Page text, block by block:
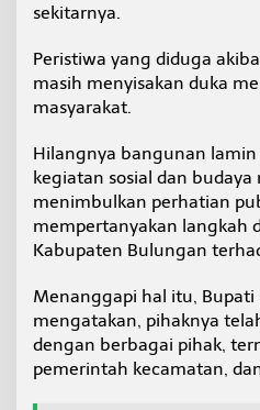
p
R
h
A
d
a
t
m
i
n
d
sekitarnya.
Peristiwa yang diduga
masih menyisakan duka
masyarakat.
Hilangnya bangunan
kegiatan sosial dan
menimbulkan perhatian
mempertanyakan langkah
Kabupaten Bulungan
Menanggapi hal itu, Bupati
mengatakan, pihaknya
dengan berbagai pihak,
pemerintah kecamatan,